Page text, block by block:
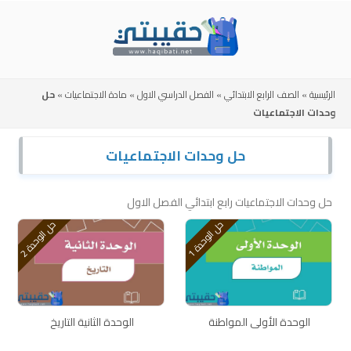
الرئيسية» الصف الرابع الابتدائي» الفصل الدراسي الاول» مادة الاجتماعيات»حل
وحدات الاجتماعيات
حل وحدات الاجتماعيات
حل وحدات الاجتماعيات رابع ابتدائي الفصل الاول
ح
ل
ا
ل
و
ح
د
ة
1
الوحدة الأولى المواطنة
ح
ل
ا
ل
و
ح
د
ة
2
الوحدة الثانية التاريخ